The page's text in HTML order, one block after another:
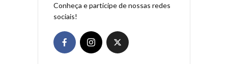
Conheça e participe de nossas redes
sociais!